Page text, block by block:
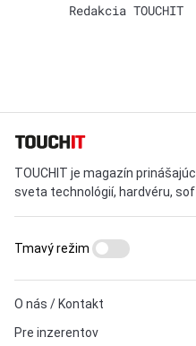
Redakcia TOUCHIT
TOUCHIT je magazín
sveta technológií, hardvéru,
O nás / Kontakt
Pre inzerentov
Tmavý režim